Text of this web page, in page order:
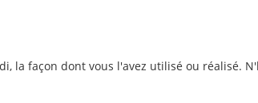
la façon dont vous l'avez utilisé ou réalisé.